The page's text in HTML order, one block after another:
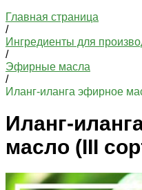
Главная страница
/
Ингредиенты для
/
Эфирные масла
/
Иланг-иланга эфирное
Иланг-
масло (III